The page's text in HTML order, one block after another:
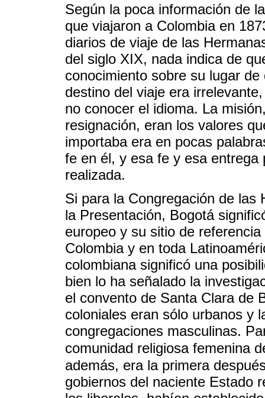
Según la poca información de
que viajaron a Colombia en
diarios de viaje de las
del siglo XIX, nada indica de
conocimiento sobre su lugar
destino del viaje era
no conocer el idioma. La
resignación, eran los valores
importaba era en pocas
fe en él, y esa fe y esa
realizada.
Si para la Congregación de las
la Presentación, Bogotá
europeo y su sitio de
Colombia y en toda
colombiana significó una
bien lo ha señalado la
el convento de Santa Clara de
coloniales eran sólo urbanos y
congregaciones masculinas.
comunidad religiosa femenina
además, era la primera
gobiernos del naciente Estado